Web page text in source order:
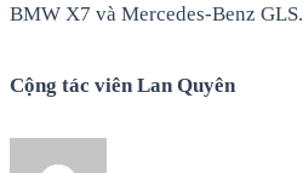
BMW X7 và Mercedes-Benz GLS.
Cộng tác viên Lan Quyên